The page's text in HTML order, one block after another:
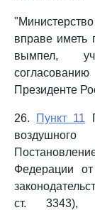
вправе иметь
вымпел,
Президенте
26. Пункт 11
Федерации
ст. 3343),